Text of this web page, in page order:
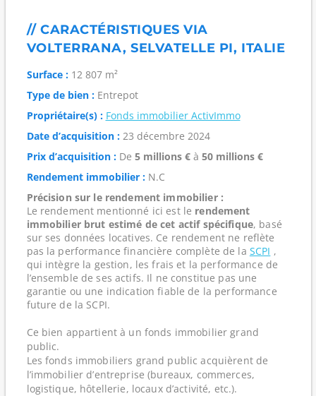
// CARACTÉRISTIQUES VIA
VOLTERRANA, SELVATELLE PI, ITALIE
Surface :12 807 m²
Type de bien :Entrepot
Propriétaire(s) : Fonds immobilier ActivImmo
Date d’acquisition :23 décembre 2024
Prix d’acquisition :De 5 millions €à 50 millions €
Rendement immobilier :N.C
Précision sur le rendement immobilier :
Le rendement mentionné ici est le rendement
immobilier brut estimé de cet actif spécifique, basé
sur ses données locatives. Ce rendement ne reflète
pas la performance financière complète de la SCPI ,
qui intègre la gestion, les frais et la performance de
l’ensemble de ses actifs. Il ne constitue pas une
garantie ou une indication fiable de la performance
future de la SCPI.
Ce bien appartient à un fonds immobilier grand
public.
Les fonds immobiliers grand public acquièrent de
l’immobilier d’entreprise (bureaux, commerces,
logistique, hôtellerie, locaux d’activité, etc.).